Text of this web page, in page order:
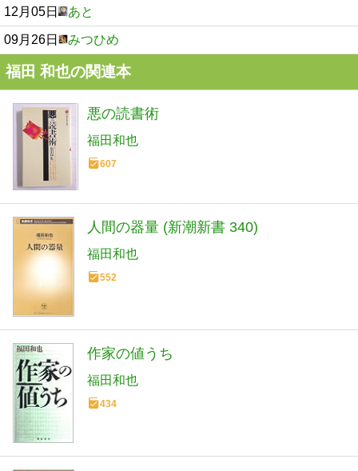
12月05日 あと
09月26日 みつひめ
福田 和也の関連本
悪の読書術
福田和也
607
人間の器量 (新潮新書 340)
福田和也
552
作家の値うち
福田和也
434